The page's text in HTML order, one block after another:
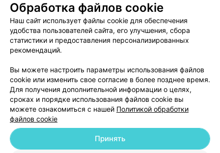
Пользовательское соглашение
Способы оплаты
Вакансии
Партнеры
Написать руководителю 103.by
Персональные настройки cookie
Обработка персональных данных
© 2026 ООО «Артокс Лаб», УНП 191700409| 220012, Республика Беларусь,
Обработка файлов cookie
Наш сайт использует файлы cookie для обеспечения
удобства пользователей сайта, его улучшения, сбора
статистики и предоставления персонализированных
рекомендаций.
Вы можете настроить параметры использования файлов
cookie или изменить свое согласие в более позднее время.
Для получения дополнительной информации о целях,
сроках и порядке использования файлов cookie вы
можете ознакомиться с нашей Политикой обработки
файлов cookie
Принять